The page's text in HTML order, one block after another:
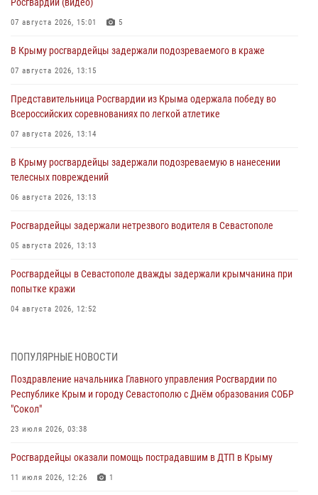
07 августа 2026, 15:01 5
В Крыму росгвардейцы задержали подозреваемого в краже
07 августа 2026, 13:15
Представительница Росгвардии из Крыма одержала победу во
Всероссийских соревнованиях по легкой атлетике
07 августа 2026, 13:14
В Крыму росгвардейцы задержали подозреваемую в нанесении
телесных повреждений
06 августа 2026, 13:13
Росгвардейцы задержали нетрезвого водителя в Севастополе
05 августа 2026, 13:13
Росгвардейцы в Севастополе дважды задержали крымчанина при
попытке кражи
04 августа 2026, 12:52
мужчину
Росгвардия в Крыму и Севастополе задержала ряд
правонарушителей
03 августа 2026, 14:08
В Симферополе росгвардейцы задержали гражданина,
подозреваемого в совершении серии краж
ПОПУЛЯРНЫЕ НОВОСТИ
Поздравление начальника Главного управления Росгвардии по
Республике Крым и городу Севастополю с Днём образования СОБР
"Сокол"
23 июля 2026, 03:38
Росгвардейцы оказали помощь пострадавшим в ДТП в Крыму
11 июля 2026, 12:26 1